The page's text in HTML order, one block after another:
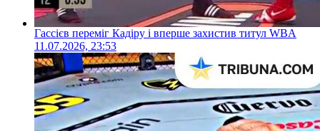
Гассієв переміг Кадіру і вперше захистив титул WBA
11.07.2026, 23:53